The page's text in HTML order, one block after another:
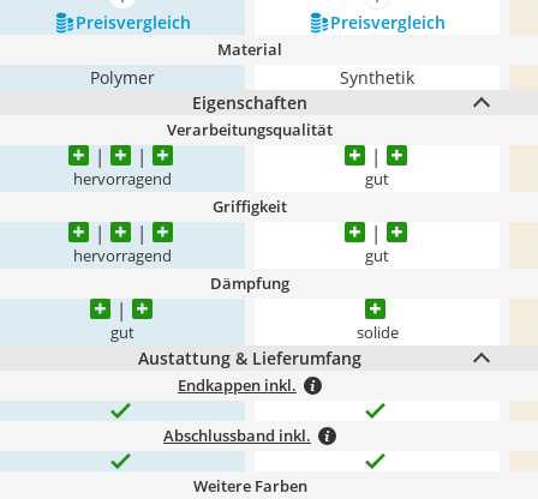
Preis­vergleich
Preis­vergleich
Material
Polymer
Synthetik
Eigenschaften
Verarbeitungsqualität
hervorragend gut
Griffigkeit
hervorragend gut
Dämpfung
gut solide
Austattung & Lieferumfang
Endkappen inkl.
Abschlussband inkl.
Weitere Farben